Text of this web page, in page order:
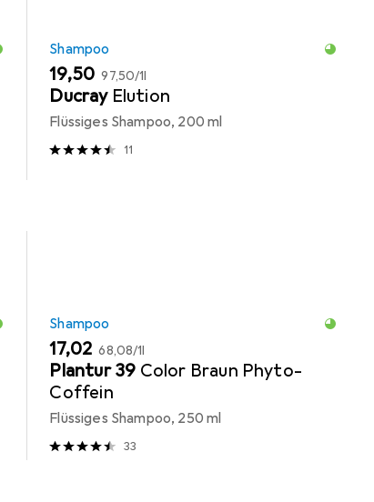
Shampoo
EUR
19,50 EUR
97,50/1l
Ducray Elution
Flüssiges Shampoo, 200 ml
11
Shampoo
EUR
17,02 EUR
68,08/1l
Plantur 39 Color Braun Phyto-
Coffein
Flüssiges Shampoo, 250 ml
33